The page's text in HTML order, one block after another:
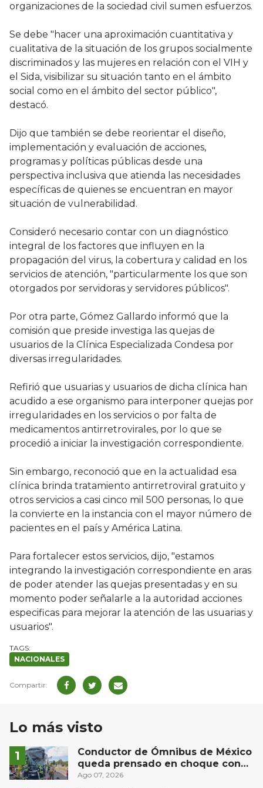
organizaciones de la sociedad civil sumen esfuerzos.
Se debe "hacer una aproximación cuantitativa y
cualitativa de la situación de los grupos socialmente
discriminados y las mujeres en relación con el VIH y
el Sida, visibilizar su situación tanto en el ámbito
social como en el ámbito del sector público",
destacó.
Dijo que también se debe reorientar el diseño,
implementación y evaluación de acciones,
programas y políticas públicas desde una
perspectiva inclusiva que atienda las necesidades
específicas de quienes se encuentran en mayor
situación de vulnerabilidad.
Consideró necesario contar con un diagnóstico
integral de los factores que influyen en la
propagación del virus, la cobertura y calidad en los
servicios de atención, "particularmente los que son
otorgados por servidoras y servidores públicos".
Por otra parte, Gómez Gallardo informó que la
comisión que preside investiga las quejas de
usuarios de la Clínica Especializada Condesa por
diversas irregularidades.
Refirió que usuarias y usuarios de dicha clínica han
acudido a ese organismo para interponer quejas por
irregularidades en los servicios o por falta de
medicamentos antirretrovirales, por lo que se
procedió a iniciar la investigación correspondiente.
Sin embargo, reconoció que en la actualidad esa
clínica brinda tratamiento antirretroviral gratuito y
otros servicios a casi cinco mil 500 personas, lo que
la convierte en la instancia con el mayor número de
pacientes en el país y América Latina.
Para fortalecer estos servicios, dijo, "estamos
integrando la investigación correspondiente en aras
de poder atender las quejas presentadas y en su
momento poder señalarle a la autoridad acciones
especificas para mejorar la atención de las usuarias y
usuarios".
NACIONALES
Lo más visto
Conductor de Ómnibus de México
queda prensado en choque con
materialista en San Juan del Río
Ago 07, 2026